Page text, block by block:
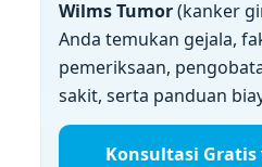
Wilms Tumor(kanker
Anda temukan gejala,
pemeriksaan,
sakit, serta panduan
Konsultasi Gratis